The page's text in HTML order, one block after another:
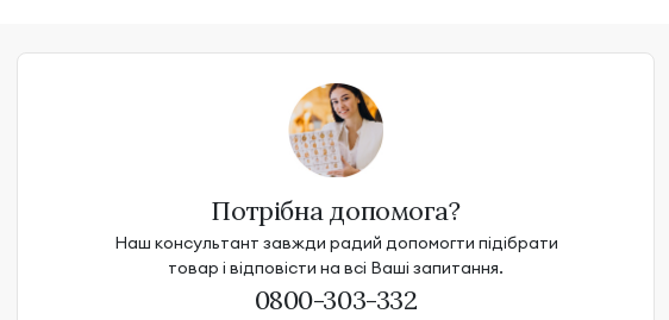
Потрібна допомога?
Наш консультант завжди радий допомогти підібрати
товар і відповісти на всі Ваші запитання.
0800-303-332